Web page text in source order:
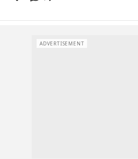
ADVERTISEMENT